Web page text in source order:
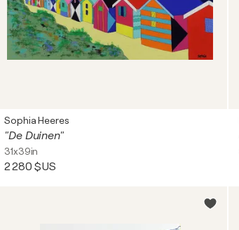
Sophia Heeres
"De Duinen"
31x39in
2 280 $US